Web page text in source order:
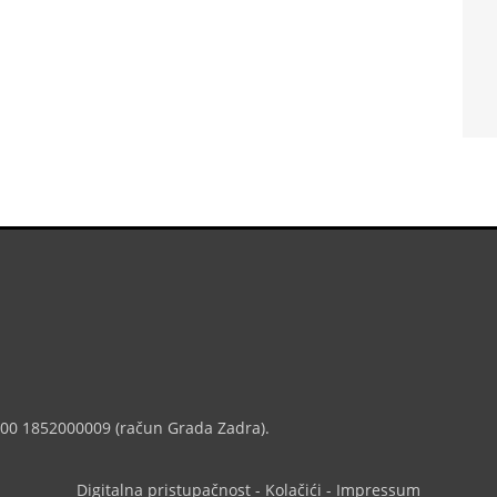
1852000009 (račun Grada Zadra).
Digitalna pristupačnost - Kolačići - Impressum